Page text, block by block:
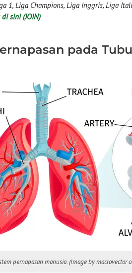
1, Liga Champions, Liga Inggris, Liga
sini (JOIN)
pada
pernapasan manusia. (Image by macrovector